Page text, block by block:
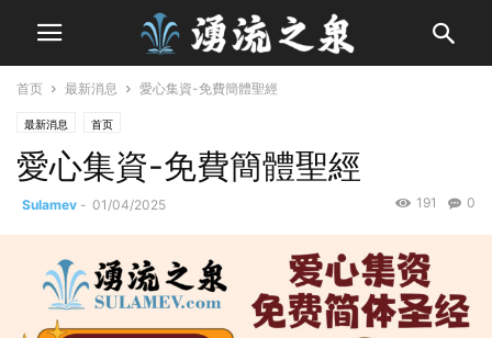
首页 最新消息 愛心集資-免費簡體聖經
最新消息 首页
愛心集資-免費簡體聖經
Sulamev - 01/04/2025 0
191